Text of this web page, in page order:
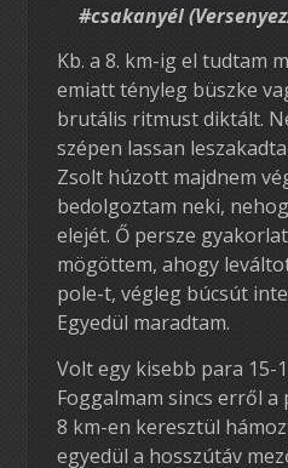
#csakanyél
Kb. a 8. km-ig el tudtam
emiatt tényleg büszke
brutális ritmust diktált.
szépen lassan
Zsolt húzott majdnem
bedolgoztam neki,
elejét. Ő persze
mögöttem, ahogy
pole-t, végleg búcsút
Egyedül maradtam.
Volt egy kisebb para 15-
Foggalmam sincs erről a
8 km-en keresztül
egyedül a hosszútáv